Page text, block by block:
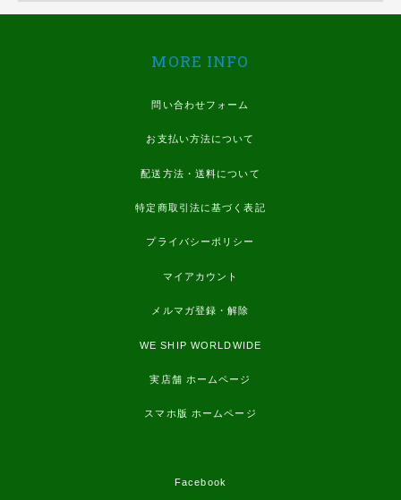
MORE INFO
問い合わせフォーム
お支払い方法について
配送方法・送料について
特定商取引法に基づく表記
プライバシーポリシー
マイアカウント
メルマガ登録・解除
WE SHIP WORLDWIDE
実店舗 ホームページ
スマホ版 ホームページ
Facebook